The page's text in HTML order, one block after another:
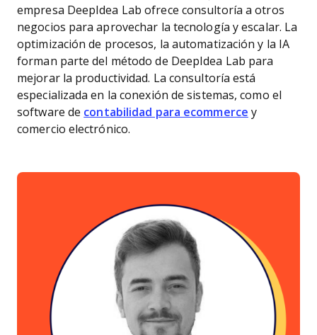
empresa DeepIdea Lab ofrece consultoría a otros
negocios para aprovechar la tecnología y escalar. La
optimización de procesos, la automatización y la IA
forman parte del método de DeepIdea Lab para
mejorar la productividad. La consultoría está
especializada en la conexión de sistemas, como el
software de contabilidad para ecommerce y
comercio electrónico.